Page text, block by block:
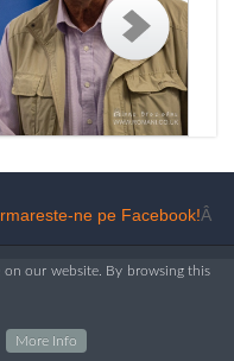
ne pe Facebook!Â
our website. By browsing this
More Info